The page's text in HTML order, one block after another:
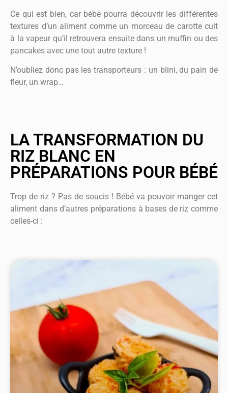
Ce qui est bien, car bébé pourra découvrir les différentes
textures d’un aliment comme un morceau de carotte cuit
à la vapeur qu’il retrouvera ensuite dans un muffin ou des
pancakes avec une tout autre texture !
N’oubliez donc pas les transporteurs : un blini, du pain de
fleur, un wrap…
LA TRANSFORMATION DU
RIZ BLANC EN
PRÉPARATIONS POUR BÉBÉ
Trop de riz ? Pas de soucis ! Bébé va pouvoir manger cet
aliment dans d’autres préparations à bases de riz comme
celles-ci :